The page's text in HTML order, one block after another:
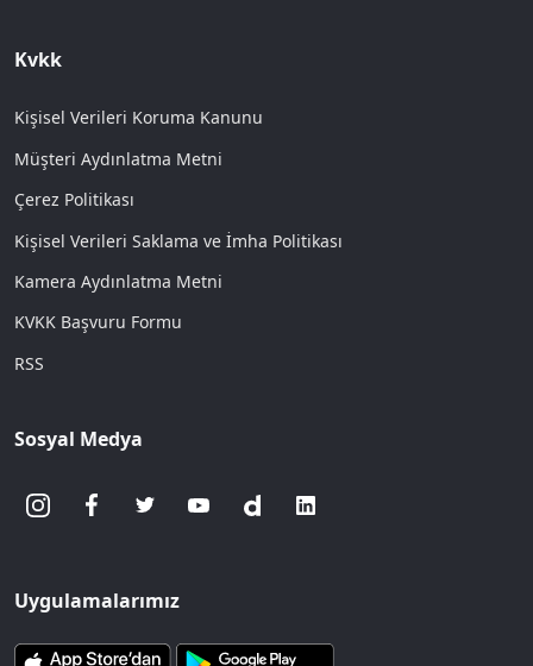
Kvkk
Kişisel Verileri Koruma Kanunu
Müşteri Aydınlatma Metni
Çerez Politikası
Kişisel Verileri Saklama ve İmha Politikası
Kamera Aydınlatma Metni
KVKK Başvuru Formu
RSS
Sosyal Medya
Uygulamalarımız